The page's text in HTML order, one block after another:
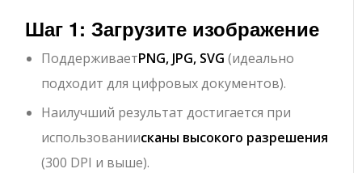
Шаг 1: Загрузите изображение
ПоддерживаетPNG, JPG, SVG (идеально
подходит для цифровых документов).
Наилучший результат достигается при
использованиисканы высокого разрешения
(300 DPI и выше).